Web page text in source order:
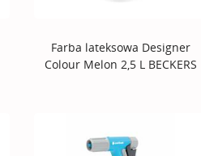
Farba lateksowa Designer
Colour Melon 2,5 L BECKERS